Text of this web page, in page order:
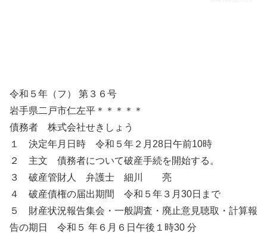
令和５年（フ） 第３６号
岩手県二戸市仁左平＊＊＊＊＊
債務者 株式会社せきしょう
１ 決定年月日時 令和５年２月28日午前10時
２ 主文 債務者について破産手続を開始する。
３ 破産管財人 弁護士 細川 亮
４ 破産債権の届出期間 令和５年３月30日まで
５ 財産状況報告集会・一般調査・廃止意見聴取・計算報
告の期日 令和５ 年６月６日午後１時30 分